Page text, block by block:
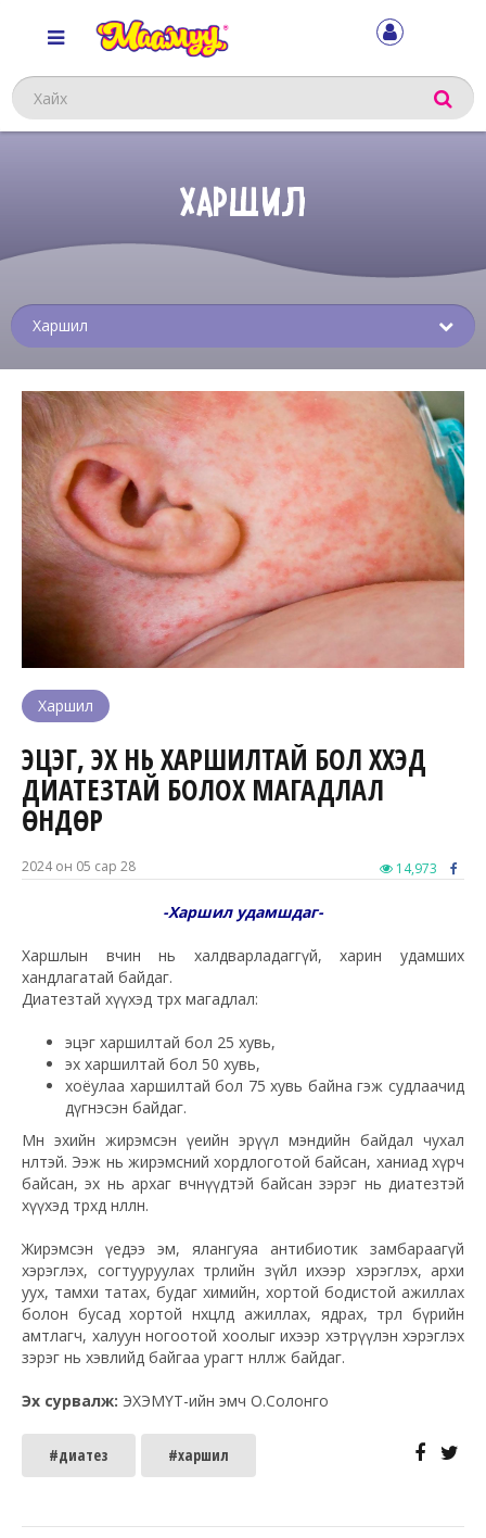
Хайх
ХАРШИЛ
Харшил
ЭЦЭГ, ЭХ НЬ ХАРШИЛТАЙ БОЛ ХҮҮХЭД
ДИАТЕЗТАЙ БОЛОХ МАГАДЛАЛ
ӨНДӨР
2024 он 05 сар 28 14,973
-Харшил удамшдаг-
Харшлын өвчин нь халдварладаггүй, харин удамших
хандлагатай байдаг.
Диатезтай хүүхэд төрөх магадлал:
эцэг харшилтай бол 25 хувь,
эх харшилтай бол 50 хувь,
хоёулаа харшилтай бол 75 хувь байна гэж судлаачид
дүгнэсэн байдаг.
Мөн эхийн жирэмсэн үеийн эрүүл мэндийн байдал чухал
нөлөөтэй. Ээж нь жирэмсний хордлоготой байсан, ханиад хүрч
байсан, эх нь архаг өвчнүүдтэй байсан зэрэг нь диатезтэй
хүүхэд төрөхөд нөлөөлнө.
Жирэмсэн үедээ эм, ялангуяа антибиотик замбараагүй
хэрэглэх, согтууруулах төрлийн зүйл ихээр хэрэглэх, архи
уух, тамхи татах, будаг химийн, хортой бодистой ажиллах
болон бусад хортой нөхцөлд ажиллах, ядрах, төрөл бүрийн
амтлагч, халуун ногоотой хоолыг ихээр хэтрүүлэн хэрэглэх
зэрэг нь хэвлийд байгаа урагт нөлөөлж байдаг.
Эх сурвалж: ЭХЭМҮТ-ийн эмч О.Солонго
#диатез #харшил